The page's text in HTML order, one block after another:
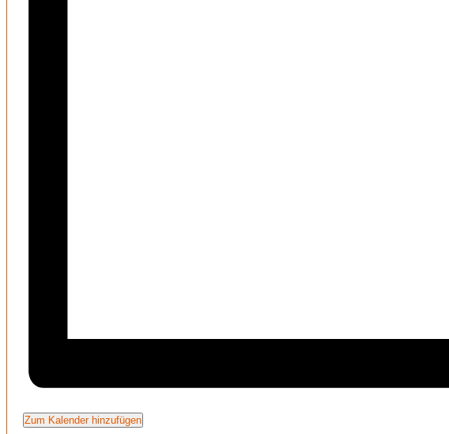
Zum Kalender hinzufügen